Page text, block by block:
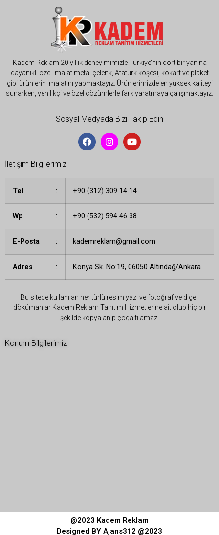
Kadem Reklam 20 yıllık deneyimimizle Türkiye’nin dört bir yanına
dayanıklı özel imalat metal çelenk, Atatürk köşesi, kokart ve plaket
gibi ürünlerin imalatını yapmaktayız. Ürünlerimizde en yüksek kaliteyi
sunarken, yenilikçi ve özel çözümlerle fark yaratmaya çalışmaktayız.
Sosyal Medyada Bizi Takip Edin
İletişim Bilgilerimiz
Tel : +90 (312) 309 14 14
Wp : +90 (532) 594 46 38
E-Posta : kademreklam@gmail.com
Adres : Konya Sk. No:19, 06050 Altındağ/Ankara
Bu sitede kullanılan her türlü resim yazı ve fotoğraf ve diger
dökümanlar Kadem Reklam Tanıtım Hizmetlerine ait olup hiç bir
şekilde kopyalanıp çogaltılamaz.
Konum Bilgilerimiz
@2023 Kadem Reklam
Designed BY Ajans312 @2023